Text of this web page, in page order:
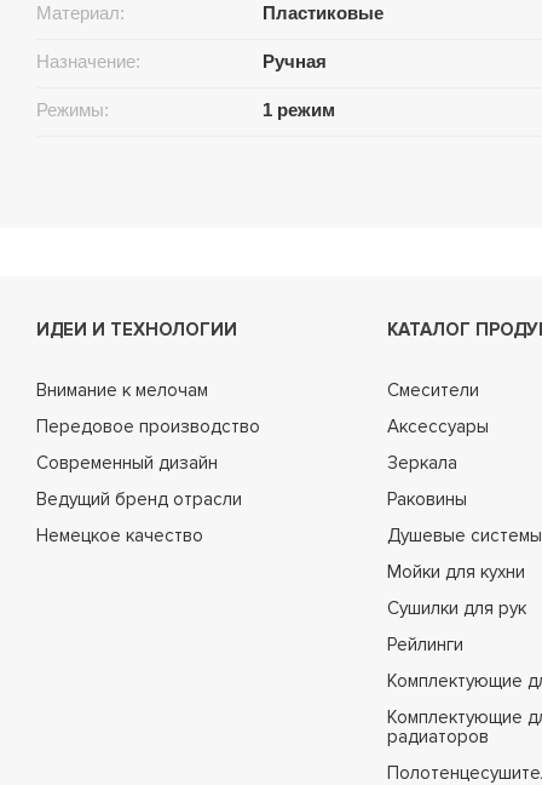
Материал: Пластиковые
Назначение: Ручная
Режимы: 1 режим
ИДЕИ И ТЕХНОЛОГИИ
Внимание к мелочам
Передовое производство
Современный дизайн
Ведущий бренд отрасли
Немецкое качество
КАТАЛОГ
Смесители
Аксессуары
Зеркала
Раковины
Душевые системы
Мойки для кухни
Сушилки для рук
Рейлинги
Комплектующие
Комплектующие
радиаторов